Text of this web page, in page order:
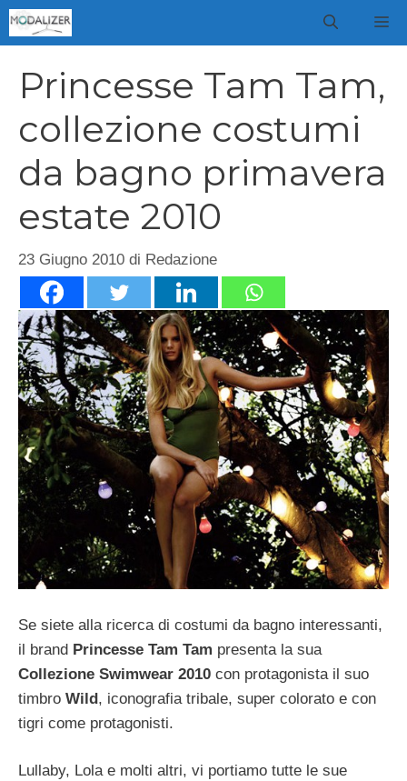
Vai
al
Princesse Tam Tam,
collezione costumi
da bagno primavera
estate 2010
23 Giugno 2010 di Redazione
Se siete alla ricerca di costumi da bagno interessanti,
il brand Princesse Tam Tam presenta la sua
Collezione Swimwear 2010 con protagonista il suo
timbro Wild, iconografia tribale, super colorato e con
tigri come protagonisti.
Lullaby, Lola e molti altri, vi portiamo tutte le sue